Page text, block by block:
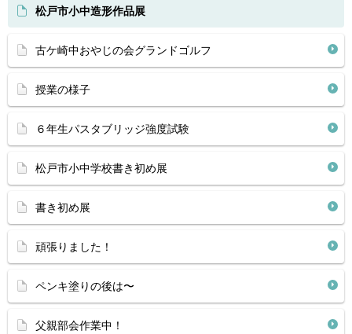
松戸市小中造形作品展
古ケ崎中おやじの会グランドゴルフ
授業の様子
６年生パスタブリッジ強度試験
松戸市小中学校書き初め展
書き初め展
頑張りました！
ペンキ塗りの後は〜
父親部会作業中！